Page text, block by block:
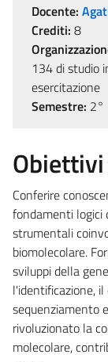
Docente:
Crediti: 8
134 di studio
esercitazione
Semestre: 2°
Conferire
fondamenti logici
strumentali
biomolecolare.
sviluppi della
l'identificazione,
sequenziamento
rivoluzionato la
molecolare,